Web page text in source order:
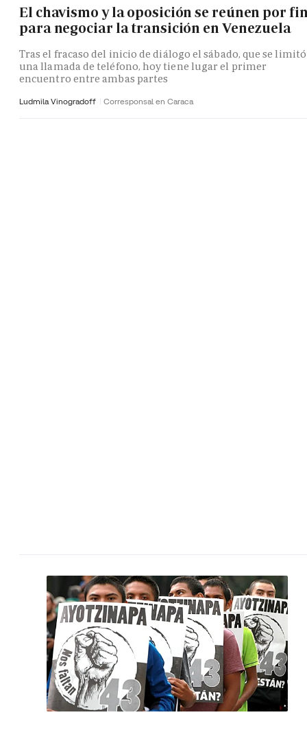
El chavismo y la oposición se reúnen por
para negociar la transición en Venezuela
Tras el fracaso del inicio de diálogo el sábado, que se
una llamada de teléfono, hoy tiene lugar el primer
encuentro entre ambas partes
Ludmila Vinogradoff Corresponsal en Caraca